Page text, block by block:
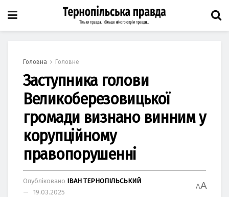
Головна Головне
Заступника голови
Великоберезовицької
громади визнано винним у
корупційному
правопорушенні
Опубліковано ІВАН ТЕРНОПІЛЬСЬКИЙ
19.03.2025
AA